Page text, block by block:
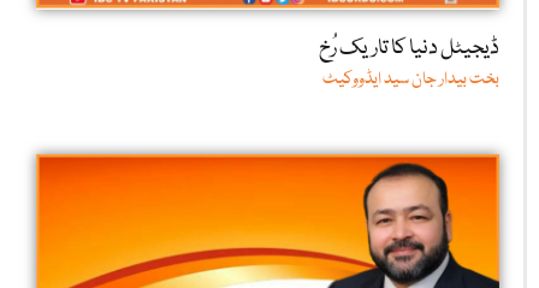
ڈیجیٹل دنیا کا تاریک رُخ
بخت بیدار جان سید ایڈووکیٹ